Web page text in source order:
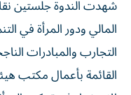
شهدت الندوة جلستين
المالي ودور المرأة في
التجارب والمبادرات
القائمة بأعمال مكتب